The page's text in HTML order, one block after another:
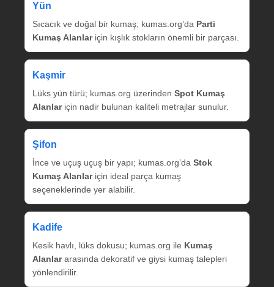
Yün
Sıcacık ve doğal bir kumaş; kumas.org’da Parti
Kumaş Alanlariçin kışlık stokların önemli bir parçası.
Kaşmir
Lüks yün türü; kumas.org üzerinden Spot Kumaş
Alanlariçin nadir bulunan kaliteli metrajlar sunulur.
Şifon
İnce ve uçuş uçuş bir yapı; kumas.org’da Stok
Kumaş Alanlariçin ideal parça kumaş
seçeneklerinde yer alabilir.
Kadife
Kesik havlı, lüks dokusu; kumas.org ile Kumaş
Alanlararasında dekoratif ve giysi kumaş talepleri
yönlendirilir.